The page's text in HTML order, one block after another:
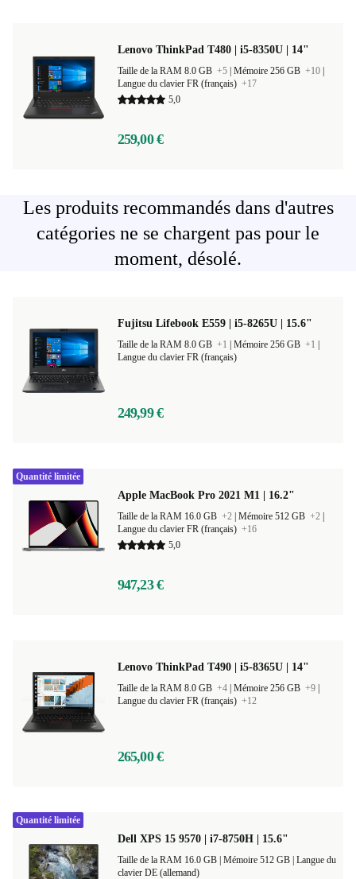
Lenovo ThinkPad T480 | i5-8350U | 14"
Taille de la RAM 8.0 GB +5 Mémoire 256 GB +10
Langue du clavier FR (français) +17
5,0
259,00 €
Les produits recommandés dans d'autres
catégories ne se chargent pas pour le
moment, désolé.
Fujitsu Lifebook E559 | i5-8265U | 15.6"
Taille de la RAM 8.0 GB +1 Mémoire 256 GB +1
Langue du clavier FR (français)
249,99 €
Apple MacBook Pro 2021 M1 | 16.2"
Taille de la RAM 16.0 GB +2 Mémoire 512 GB +2
Langue du clavier FR (français) +16
5,0
947,23 €
Quantité limitée
Lenovo ThinkPad T490 | i5-8365U | 14"
Taille de la RAM 8.0 GB +4 Mémoire 256 GB +9
Langue du clavier FR (français) +12
265,00 €
Dell XPS 15 9570 | i7-8750H | 15.6"
Langue du
clavier DE (allemand)
Quantité limitée